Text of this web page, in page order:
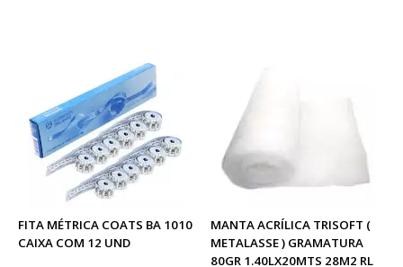
FITA MÉTRICA COATS BA 1010
CAIXA COM 12 UND
MANTA ACRÍLICA TRISOFT (
METALASSE ) GRAMATURA
80GR 1.40LX20MTS 28M2 RL